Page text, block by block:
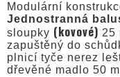
Modulární
Jednostranná
sloupky (kovové) 25
zapuštěný do
plnicí tyče nerez
dřevěné madlo 50